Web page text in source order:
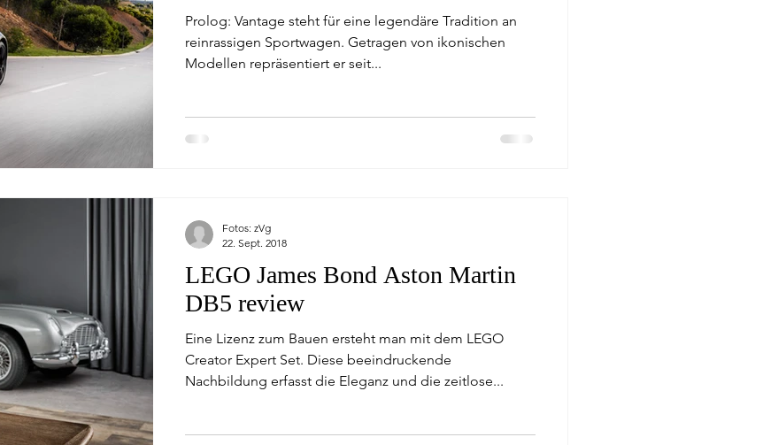
Prolog: Vantage steht für eine legendäre Tradition an
reinrassigen Sportwagen. Getragen von ikonischen
Modellen repräsentiert er seit...
LEGO James Bond Aston Martin
DB5 review
Eine Lizenz zum Bauen ersteht man mit dem LEGO
Creator Expert Set. Diese beeindruckende
Nachbildung erfasst die Eleganz und die zeitlose...
Fotos: zVg
22. Sept. 2018